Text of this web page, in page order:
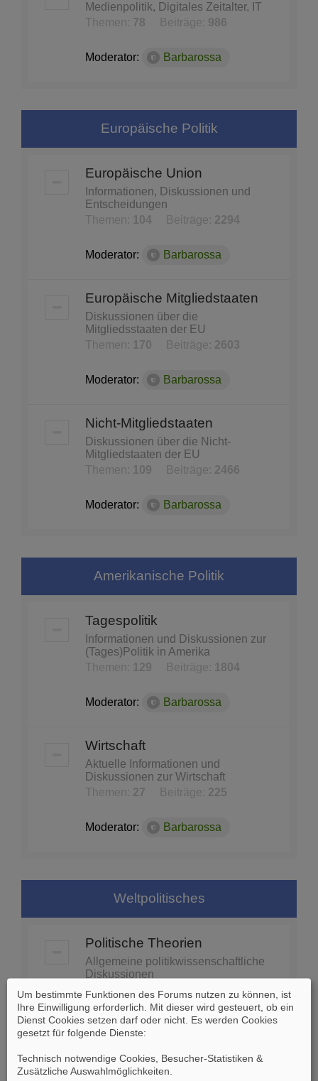
Medienpolitik, Digitales Zeitalter, IT
Themen: 78 Beiträge: 986
Moderator: Barbarossa
Europäische Politik
Europäische Union
Informationen, Diskussionen und
Entscheidungen
Themen:
104 Beiträge: 2294
Moderator: Barbarossa
Europäische Mitgliedstaaten
Diskussionen über die
Mitgliedsstaaten der EU
Themen:
170 Beiträge: 2603
Moderator: Barbarossa
Nicht-Mitgliedstaaten
Diskussionen über die Nicht-
Mitgliedstaaten der EU
Themen:
109 Beiträge: 2466
Moderator: Barbarossa
Amerikanische Politik
Tagespolitik
Informationen und Diskussionen zur
(Tages)Politik in Amerika
Themen:
129 Beiträge: 1804
Moderator: Barbarossa
Wirtschaft
Aktuelle Informationen und
Diskussionen zur Wirtschaft
Themen: 27 Beiträge: 225
Moderator: Barbarossa
Weltpolitisches
Politische Theorien
Allgemeine politikwissenschaftliche
Diskussionen
Themen:
74 Beiträge:1453
Moderator: Barbarossa
Globale Politik - Organisationen
Um bestimmte Funktionen des Forums nutzen zu können, ist
Ihre Einwilligung erforderlich. Mit dieser wird gesteuert, ob ein
Dienst Cookies setzen darf oder nicht. Es werden Cookies
gesetzt für folgende Dienste:
Technisch notwendige Cookies, Besucher-Statistiken &
Zusätzliche Auswahlmöglichkeiten